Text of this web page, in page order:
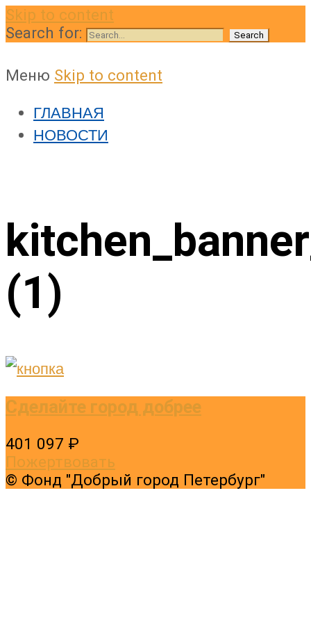
Skip to content
Search for:
Меню Skip to content
ГЛАВНАЯ
НОВОСТИ
(1)
Сделайте город добрее
401 097 ₽
Пожертвовать
© Фонд "Добрый город Петербург"